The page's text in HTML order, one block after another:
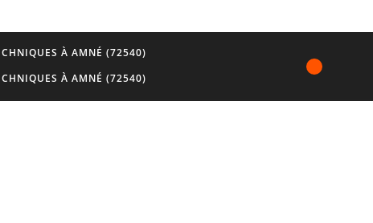
À AMNÉ (72540)
À AMNÉ (72540)